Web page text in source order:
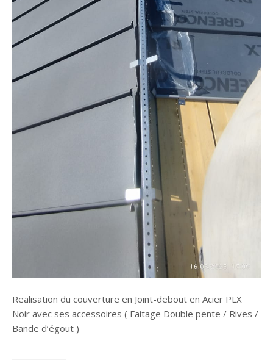
Realisation du couverture en Joint-debout en Acier PLX
Noir avec ses accessoires ( Faitage Double pente / Rives /
Bande d’égout )